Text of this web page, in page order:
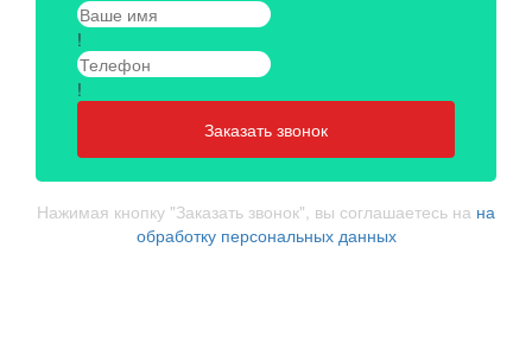
!
!
Заказать звонок
Нажимая кнопку "Заказать звонок", вы соглашаетесь на на
обработку персональных данных